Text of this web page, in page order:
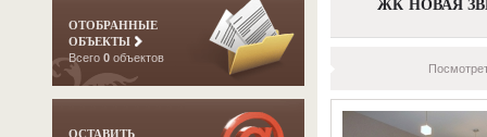
ОТОБРАННЫЕ
ОБЪЕКТЫ
Всего 0 объектов